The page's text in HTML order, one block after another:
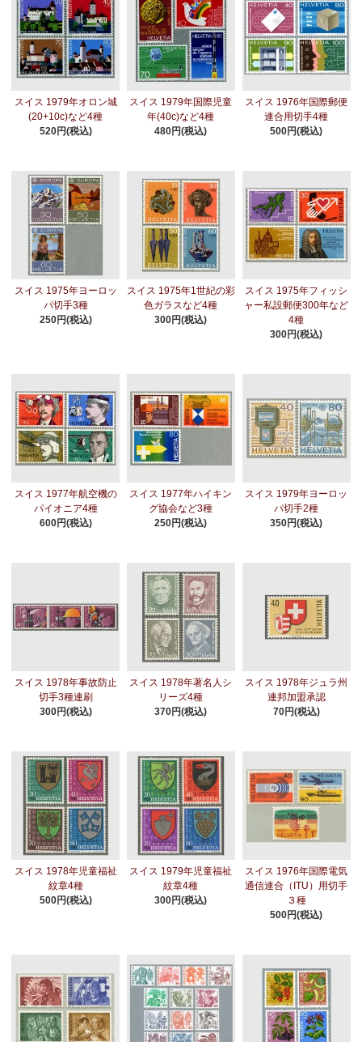
スイス 1979年オロン城
(20+10c)など4種
520円(税込)
スイス 1979年国際児童
年(40c)など4種
480円(税込)
スイス 1976年国際郵便
連合用切手4種
500円(税込)
スイス 1975年ヨーロッ
パ切手3種
250円(税込)
スイス 1975年1世紀の彩
色ガラスなど4種
300円(税込)
スイス 1975年フィッシ
ャー私設郵便300年など
4種
300円(税込)
スイス 1977年航空機の
パイオニア4種
600円(税込)
スイス 1977年ハイキン
グ協会など3種
250円(税込)
スイス 1979年ヨーロッ
パ切手2種
350円(税込)
スイス 1978年事故防止
切手3種連刷
300円(税込)
スイス 1978年著名人シ
リーズ4種
370円(税込)
スイス 1978年ジュラ州
連邦加盟承認
70円(税込)
スイス 1978年児童福祉
紋章4種
500円(税込)
スイス 1979年児童福祉
紋章4種
300円(税込)
スイス 1976年国際電気
通信連合（ITU）用切手
３種
500円(税込)